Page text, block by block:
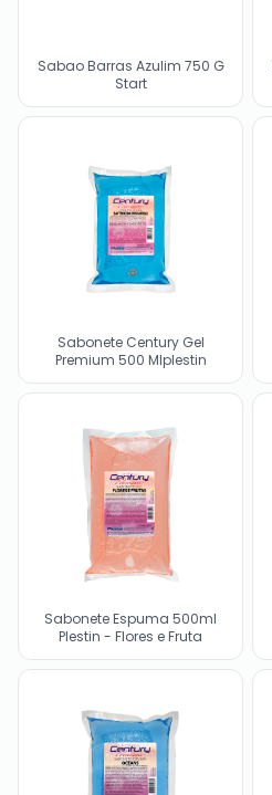
Sabao Barras Azulim 750 G
Start
Sabonete Century Gel
Premium 500 Mlplestin
Sabonete Espuma 500ml
Plestin - Flores e Fruta